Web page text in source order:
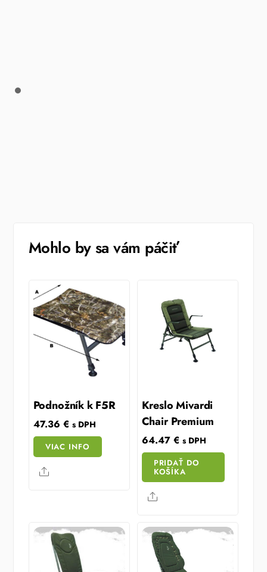
Mohlo by sa vám páčiť
Podnožník k F5R
47.36 € s DPH
VIAC INFO
Share
Kreslo Mivardi
Chair Premium
64.47 € s DPH
PRIDAŤ DO
KOŠÍKA
Share